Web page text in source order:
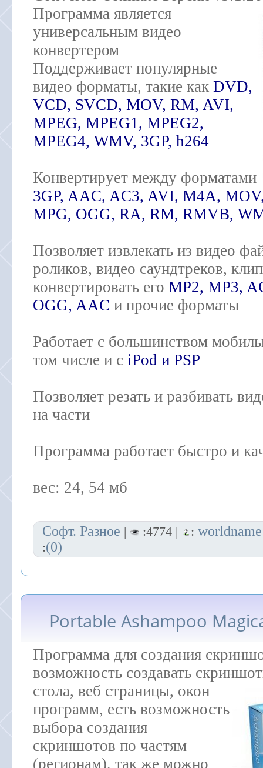
Программа является
универсальным видео
конвертером
Поддерживает популярные
видео форматы, такие как DVD,
VCD, SVCD, MOV, RM, AVI,
MPEG, MPEG1, MPEG2,
MPEG4, WMV, 3GP, h264
Конвертирует между форматами
3GP, AAC, AC3, AVI, M4A,
MPG, OGG, RA, RM, RMVB,
Позволяет извлекать из видео
роликов, видео саундтреков,
конвертировать его MP2, MP3,
OGG, AAC и прочие форматы
Работает с большинством
том числе и с iPod и PSP
Позволяет резать и разбивать
на части
Программа работает быстро и
вес: 24, 54 мб
Софт. Разное | :4774 | : worldname
:(0)
Portable Ashampoo
Программа для создания
возможность создавать
стола, веб страницы, окон
программ, есть возможность
выбора создания
скриншотов по частям
(регионам), так же можно